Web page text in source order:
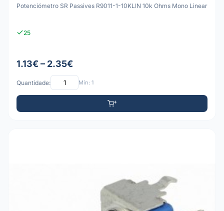
Potenciómetro SR Passives R9011-1-10KLIN 10k Ohms Mono Linear
25
1.13€ – 2.35€
Quantidade: Mín: 1